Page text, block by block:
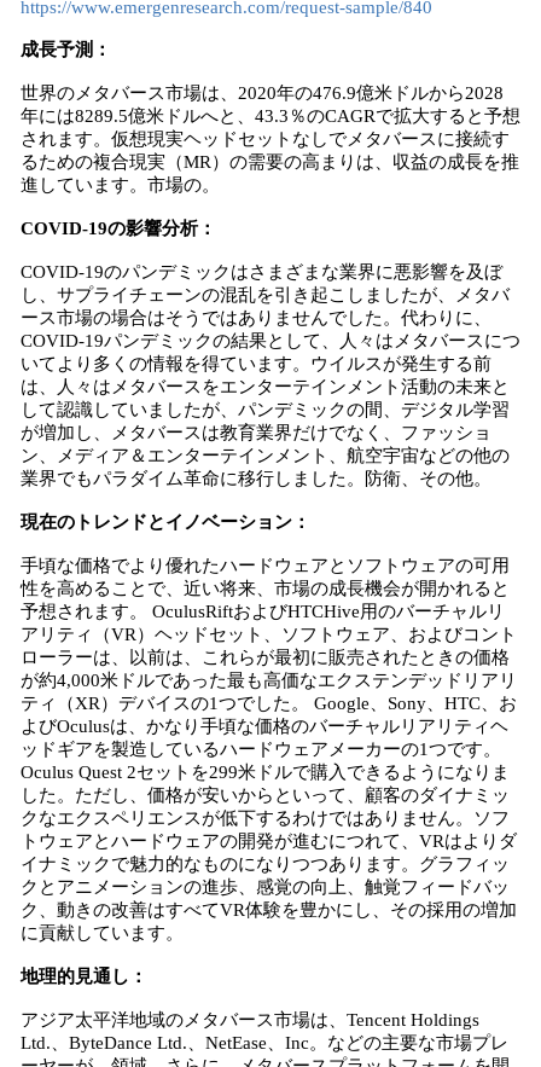
https://www.emergenresearch.com/request-sample/840
成長予測：
世界のメタバース市場は、2020年の476.9億米ドルから2028
年には8289.5億米ドルへと、43.3％のCAGRで拡大すると予想
されます。仮想現実ヘッドセットなしでメタバースに接続す
るための複合現実（MR）の需要の高まりは、収益の成長を推
進しています。市場の。
COVID-19の影響分析：
COVID-19のパンデミックはさまざまな業界に悪影響を及ぼ
し、サプライチェーンの混乱を引き起こしましたが、メタバ
ース市場の場合はそうではありませんでした。代わりに、
COVID-19パンデミックの結果として、人々はメタバースにつ
いてより多くの情報を得ています。ウイルスが発生する前
は、人々はメタバースをエンターテインメント活動の未来と
して認識していましたが、パンデミックの間、デジタル学習
が増加し、メタバースは教育業界だけでなく、ファッショ
ン、メディア＆エンターテインメント、航空宇宙などの他の
業界でもパラダイム革命に移行しました。防衛、その他。
現在のトレンドとイノベーション：
手頃な価格でより優れたハードウェアとソフトウェアの可用
性を高めることで、近い将来、市場の成長機会が開かれると
予想されます。 OculusRiftおよびHTCHive用のバーチャルリ
アリティ（VR）ヘッドセット、ソフトウェア、およびコント
ローラーは、以前は、これらが最初に販売されたときの価格
が約4,000米ドルであった最も高価なエクステンデッドリアリ
ティ（XR）デバイスの1つでした。 Google、Sony、HTC、お
よびOculusは、かなり手頃な価格のバーチャルリアリティヘ
ッドギアを製造しているハードウェアメーカーの1つです。
Oculus Quest 2セットを299米ドルで購入できるようになりま
した。ただし、価格が安いからといって、顧客のダイナミッ
クなエクスペリエンスが低下するわけではありません。ソフ
トウェアとハ​​ードウェアの開発が進むにつれて、VRはよりダ
イナミックで魅力的なものになりつつあります。グラフィッ
クとアニメーションの進歩、感覚の向上、触覚フィードバッ
ク、動きの改善はすべてVR体験を豊かにし、その採用の増加
に貢献しています。
地理的見通し：
アジア太平洋地域のメタバース市場は、Tencent Holdings
Ltd.、ByteDance Ltd.、NetEase、Inc。などの主要な市場プレ